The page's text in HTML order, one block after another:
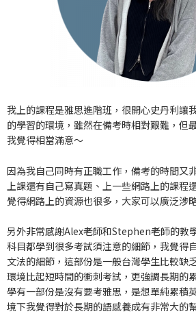
我上的課程是雅思進階班，很開心史丹利讓
的學習的環境，雖然在備考時相對艱難，但
我覺得相當滿意～
因為我自己同時有正職工作，備考的時間又
上課還有自己寫真題、上一些網路上的課程
覺得網路上的資源也很多，大家可以廣泛涉
另外非常感謝Alex老師和Stephen老師的教
科目都學到很多考試須注意的細節，我覺得
文法的細節，這部份是一般台灣學生比較缺
環境比起短時間的衝刺考試，更強調長期的
學有一部份是沒有要考雅思，是想單純累積
境下我覺得對於長期的語感養成有非常大的